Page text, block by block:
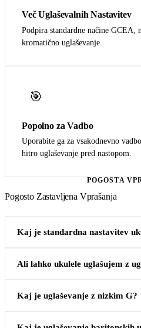
Več Uglaševalnih Nastavitev
Podpira standardne načine
kromatično uglaševanje.
🎯
Popolno za Vadbo
Uporabite ga za vsakodnevno
hitro uglaševanje pred nastopom.
POGOSTA
Pogosto Zastavljena Vprašanja
Kaj je standardna nastavitev
Ali lahko ukulele uglašujem z
Kaj je uglaševanje z nizkim G?